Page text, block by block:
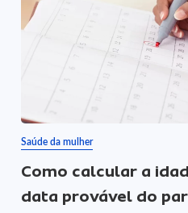
Saúde da mulher
Como calcular a
data provável do